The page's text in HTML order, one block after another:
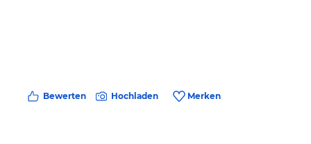
Bewerten Hochladen Merken